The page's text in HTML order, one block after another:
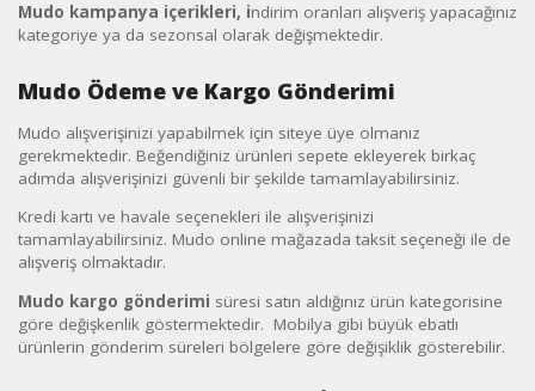
Mudo kampanya içerikleri, indirim oranları alışveriş yapacağınız
kategoriye ya da sezonsal olarak değişmektedir.
Mudo Ödeme ve Kargo Gönderimi
Mudo alışverişinizi yapabilmek için siteye üye olmanız
gerekmektedir. Beğendiğiniz ürünleri sepete ekleyerek birkaç
adımda alışverişinizi güvenli bir şekilde tamamlayabilirsiniz.
Kredi kartı ve havale seçenekleri ile alışverişinizi
tamamlayabilirsiniz. Mudo online mağazada taksit seçeneği ile de
alışveriş olmaktadır.
Mudo kargo gönderimi süresi satın aldığınız ürün kategorisine
göre değişkenlik göstermektedir. Mobilya gibi büyük ebatlı
ürünlerin gönderim süreleri bölgelere göre değişiklik gösterebilir.